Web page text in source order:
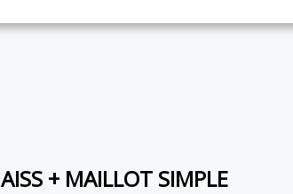
AISS + MAILLOT SIMPLE